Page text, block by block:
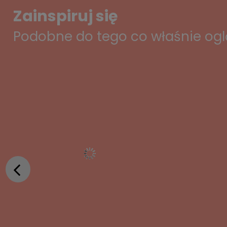
Zainspiruj się
Podobne do tego co właśnie